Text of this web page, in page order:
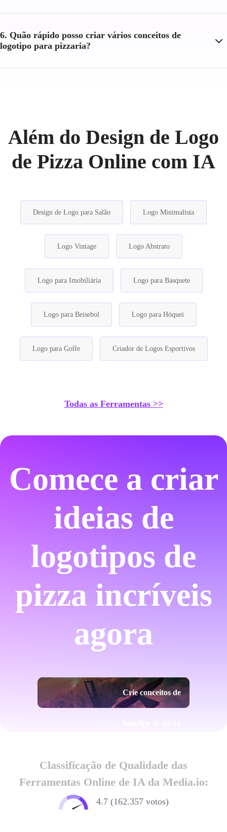
6. Quão rápido posso criar vários conceitos de
logotipo para pizzaria?
Além do Design de Logo
de Pizza Online com IA
Design de Logo para Salão Logo Minimalista
Logo Vintage Logo Abstrato
Logo para Imobiliária Logo para Basquete
Logo para Beisebol Logo para Hóquei
Logo para Golfe Criador de Logos Esportivos
Todas as Ferramentas >>
Comece a criar
ideias de
logotipos de
pizza incríveis
agora
Crie conceitos de
Classificação de Qualidade das
Ferramentas Online de IA da Media.io:
4.7 (162.357 votos)